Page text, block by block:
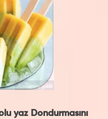
yaz Dondurmasını